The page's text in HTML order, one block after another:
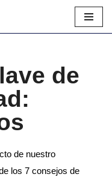
de
de nuestro
los 7 consejos de